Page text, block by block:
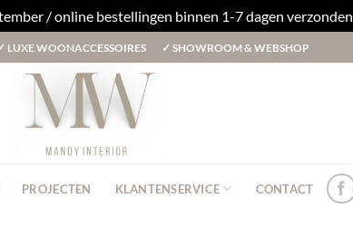
/ online bestellingen binnen 1-7 dagen verzonden
LUXE WOONACCESSOIRES ✓ SHOWROOM & WEBSHOP
PROJECTEN KLANTENSERVICE CONTACT